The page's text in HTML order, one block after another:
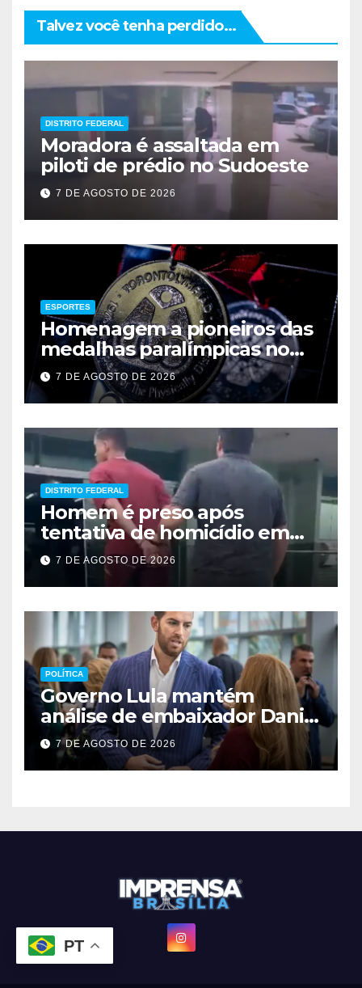
Talvez você tenha perdido...
DISTRITO FEDERAL
Moradora é assaltada em
piloti de prédio no Sudoeste
7 DE AGOSTO DE 2026
ESPORTES
Homenagem a pioneiros das
medalhas paralímpicas no
Brasil
7 DE AGOSTO DE 2026
DISTRITO FEDERAL
Homem é preso após
tentativa de homicídio em
festa em São Sebastião
7 DE AGOSTO DE 2026
POLÍTICA
Governo Lula mantém
análise de embaixador Daniel
Perez para depois das
eleições
7 DE AGOSTO DE 2026
PT